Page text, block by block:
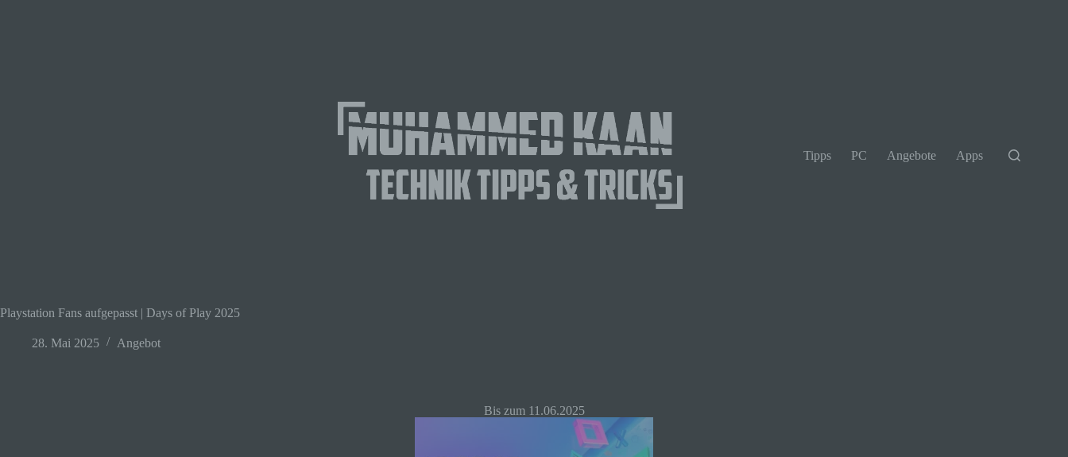
Tipps PC Angebote Apps
Playstation Fans aufgepasst | Days of Play 2025
28. Mai 2025 Angebot
Bis zum 11.06.2025